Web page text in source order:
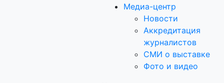
Медиа-центр
Новости
Аккредитация
журналистов
СМИ о выставке
Фото и видео